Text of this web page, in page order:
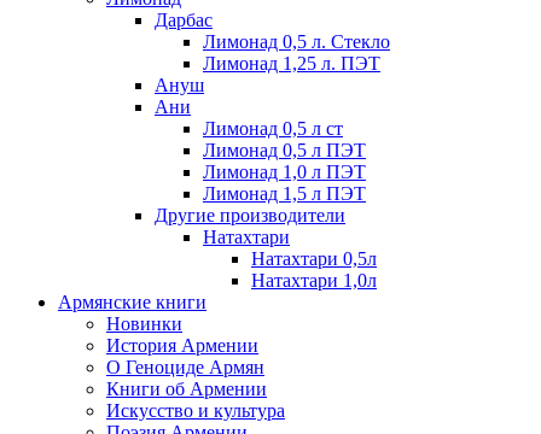
Дарбас
Лимонад 0,5 л. Стекло
Лимонад 1,25 л. ПЭТ
Ануш
Ани
Лимонад 0,5 л ст
Лимонад 0,5 л ПЭТ
Лимонад 1,0 л ПЭТ
Лимонад 1,5 л ПЭТ
Другие производители
Натахтари
Натахтари 0,5л
Натахтари 1,0л
Армянские книги
Новинки
История Армении
О Геноциде Армян
Книги об Армении
Иcкусство и культура